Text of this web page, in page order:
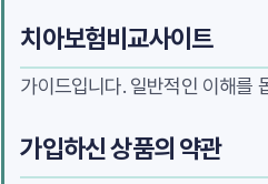
치아보험비교사이트
가이드입니다. 일반적인 이해를
가입하신 상품의 약관